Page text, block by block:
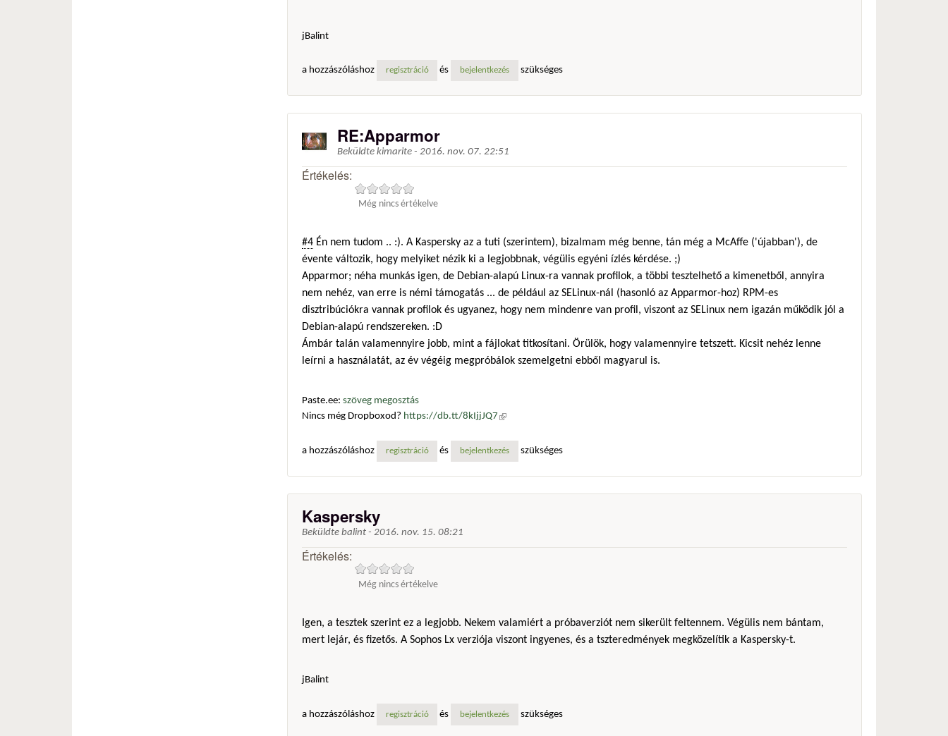
jBalint
a hozzászóláshoz regisztráció és bejelentkezés szükséges
RE:Apparmor
Beküldte kimarite - 2016. nov. 07. 22:51
Értékelés:
Még nincs értékelve
#4 Én nem tudom .. :). A Kaspersky az a tuti (szerintem), bizalmam még benne, tán még a McAffe ('újabban'), de
évente változik, hogy melyiket nézik ki a legjobbnak, végülis egyéni ízlés kérdése. ;)
Apparmor; néha munkás igen, de Debian-alapú Linux-ra vannak profilok, a többi tesztelhető a kimenetből, annyira
nem nehéz, van erre is némi támogatás ... de például az SELinux-nál (hasonló az Apparmor-hoz) RPM-es
disztribúciókra vannak profilok és ugyanez, hogy nem mindenre van profil, viszont az SELinux nem igazán működik jól a
Debian-alapú rendszereken. :D
Ámbár talán valamennyire jobb, mint a fájlokat titkosítani. Örülök, hogy valamennyire tetszett. Kicsit nehéz lenne
leírni a használatát, az év végéig megpróbálok szemelgetni ebből magyarul is.
Paste.ee: szöveg megosztás
Nincs még Dropboxod? https://db.tt/8kIjjJQ7 (külső hivatkozás)
a hozzászóláshoz regisztráció és bejelentkezés szükséges
Kaspersky
Beküldte balint - 2016. nov. 15. 08:21
Értékelés:
Még nincs értékelve
Igen, a tesztek szerint ez a legjobb. Nekem valamiért a próbaverziót nem sikerült feltennem. Végülis nem bántam,
mert lejár, és fizetős. A Sophos Lx verziója viszont ingyenes, és a tszteredmények megközelítik a Kaspersky-t.
jBalint
a hozzászóláshoz regisztráció és bejelentkezés szükséges